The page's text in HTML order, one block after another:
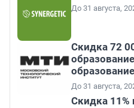
До 31 августа,
Скидка 72
До 31 августа,
Скидка 11%